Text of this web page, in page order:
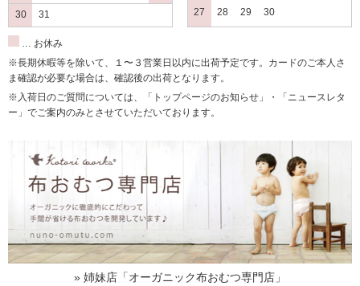
30 31 27 28 29 30
… お休み
※長期休暇等を除いて、１〜３営業日以内に出荷予定です。カードのご本人さ
ま確認が必要な場合は、確認後の出荷となります。
※入荷日のご質問については、「トップページのお知らせ」・「ニュースレタ
ー」でご案内のみとさせていただいております。
» 姉妹店「オーガニック布おむつ専門店」